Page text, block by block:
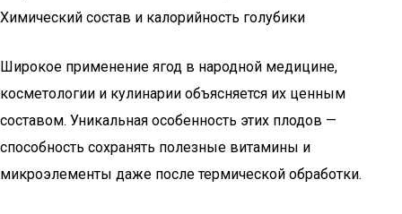
Химический состав и калорийность голубики
Широкое применение ягод в народной медицине,
косметологии и кулинарии объясняется их ценным
составом. Уникальная особенность этих плодов —
способность сохранять полезные витамины и
микроэлементы даже после термической обработки.